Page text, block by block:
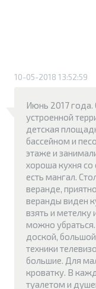
10-05-2018 13:52:59
Июнь 2017
устроенной
детская
бассейном и
этаже и
хороша кухня со
есть мангал.
веранде,
веранды виден
взять и метелку
можно убраться.
доской,
техники
большие. Для
кроватку. В
туалетом и